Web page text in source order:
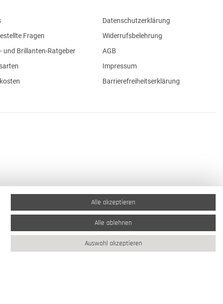
Fragen
und Brillanten-Ratgeber
Datenschutzerklärung
Widerrufsbelehrung
AGB
Impressum
Barrierefreiheitserklärung
Alle akzeptieren
Alle ablehnen
Auswahl akzeptieren